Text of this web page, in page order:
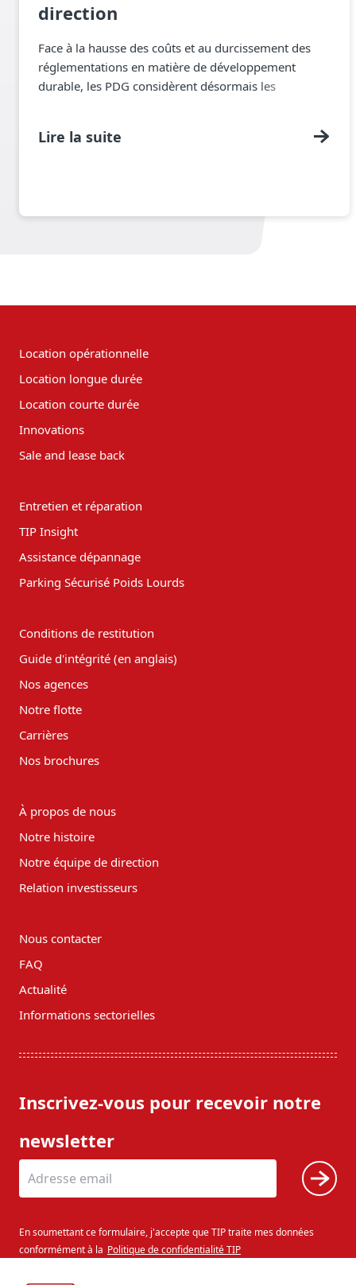
direction
Face à la hausse des coûts et au durcissement des
réglementations en matière de développement
durable, les PDG considèrent désormais les
Lire la suite
Location opérationnelle
Location longue durée
Location courte durée
Innovations
Sale and lease back
Entretien et réparation
TIP Insight
Assistance dépannage
Parking Sécurisé Poids Lourds
Conditions de restitution
Guide d'intégrité (en anglais)
Nos agences
Notre flotte
Carrières
Nos brochures
À propos de nous
Notre histoire
Notre équipe de direction
Relation investisseurs
Nous contacter
FAQ
Actualité
Informations sectorielles
Inscrivez-vous pour recevoir notre
newsletter
En soumettant ce formulaire, j'accepte que TIP traite mes données
conformément à la Politique de confidentialité TIP